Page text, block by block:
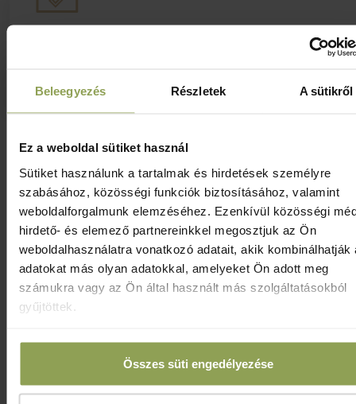
Beleegyezés Részletek A sütikről
Ez a weboldal sütiket használ
Sütiket használunk a tartalmak és hirdetések személyre
szabásához, közösségi funkciók biztosításához, valamint
weboldalforgalmunk elemzéséhez. Ezenkívül közösségi
hirdető- és elemező partnereinkkel megosztjuk az Ön
weboldalhasználatra vonatkozó adatait, akik kombinálhatják
adatokat más olyan adatokkal, amelyeket Ön adott meg
számukra vagy az Ön által használt más szolgáltatásokból
gyűjtöttek.
Összes süti engedélyezése
Jelentkezem
Részletes információk
Az árak tájékoztató jellegűek, a változtatás jogát
fenntartjuk!